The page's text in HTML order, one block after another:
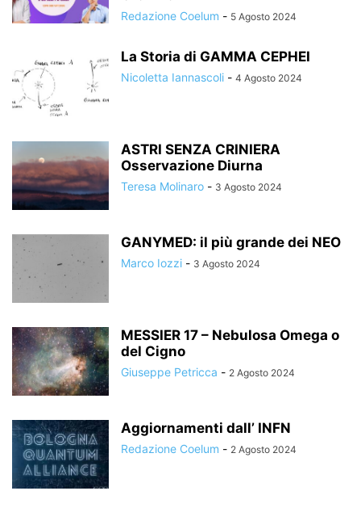
Redazione Coelum - 5 Agosto 2024
La Storia di GAMMA CEPHEI
Nicoletta Iannascoli - 4 Agosto 2024
ASTRI SENZA CRINIERA
Osservazione Diurna
Teresa Molinaro - 3 Agosto 2024
GANYMED: il più grande dei NEO
Marco Iozzi - 3 Agosto 2024
MESSIER 17 – Nebulosa Omega o
del Cigno
Giuseppe Petricca - 2 Agosto 2024
Aggiornamenti dall’ INFN
Redazione Coelum - 2 Agosto 2024